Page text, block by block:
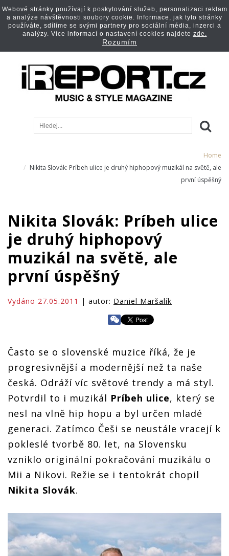
Home
Nikita Slovák: Príbeh ulice je druhý hiphopový muzikál na světě, ale
první úspěšný
Nikita Slovák: Príbeh ulice
je druhý hiphopový
muzikál na světě, ale
první úspěšný
Vydáno 27.05.2011 | autor: Daniel Maršalík
Často se o slovenské muzice říká, že je
progresivnější a modernější než ta naše
česká. Odráží víc světové trendy a má styl.
Potvrdil to i muzikál Príbeh ulice, který se
nesl na vlně hip hopu a byl určen mladé
generaci. Zatímco Češi se neustále vracejí k
pokleslé tvorbě 80. let, na Slovensku
vzniklo originální pokračování muzikálu o
Mii a Nikovi. Režie se i tentokrát chopil
Nikita Slovák.
Webové stránky používají k poskytování služeb, personalizaci reklam
a analýze návštěvnosti soubory cookie. Informace, jak tyto stránky
používáte, sdílíme se svými partnery pro sociální média, inzerci a
analýzy. Více informací o nastavení cookies najdete zde.
Rozumím